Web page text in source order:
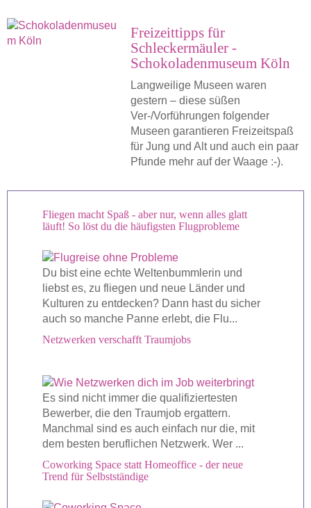
Freizeittipps für
Schleckermäuler -
Schokoladenmuseum Köln
Langweilige Museen waren
gestern – diese süßen
Ver-/Vorführungen folgender
Museen garantieren Freizeitspaß
für Jung und Alt und auch ein paar
Pfunde mehr auf der Waage :-).
Fliegen macht Spaß - aber nur, wenn alles glatt
läuft! So löst du die häufigsten Flugprobleme
Du bist eine echte Weltenbummlerin und
liebst es, zu fliegen und neue Länder und
Kulturen zu entdecken? Dann hast du sicher
auch so manche Panne erlebt, die Flu...
Netzwerken verschafft Traumjobs
Es sind nicht immer die qualifiziertesten
Bewerber, die den Traumjob ergattern.
Manchmal sind es auch einfach nur die, mit
dem besten beruflichen Netzwerk. Wer ...
Coworking Space statt Homeoffice - der neue
Trend für Selbstständige